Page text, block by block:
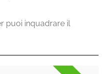
puoi inquadrare il